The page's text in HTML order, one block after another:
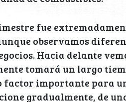
fue
observamos
Hacia delante
tomará un largo
factor importante para
gradualmente, de